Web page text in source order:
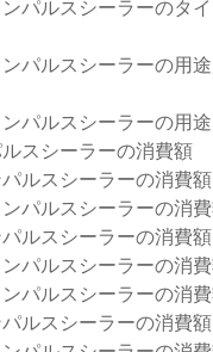
パルスシーラーのタ
パルスシーラーの用
パルスシーラーの用
スシーラーの消費額
ルスシーラーの消費額
パルスシーラーの消
ルスシーラーの消費額
パルスシーラーの消
パルスシーラーの消
ルスシーラーの消費額